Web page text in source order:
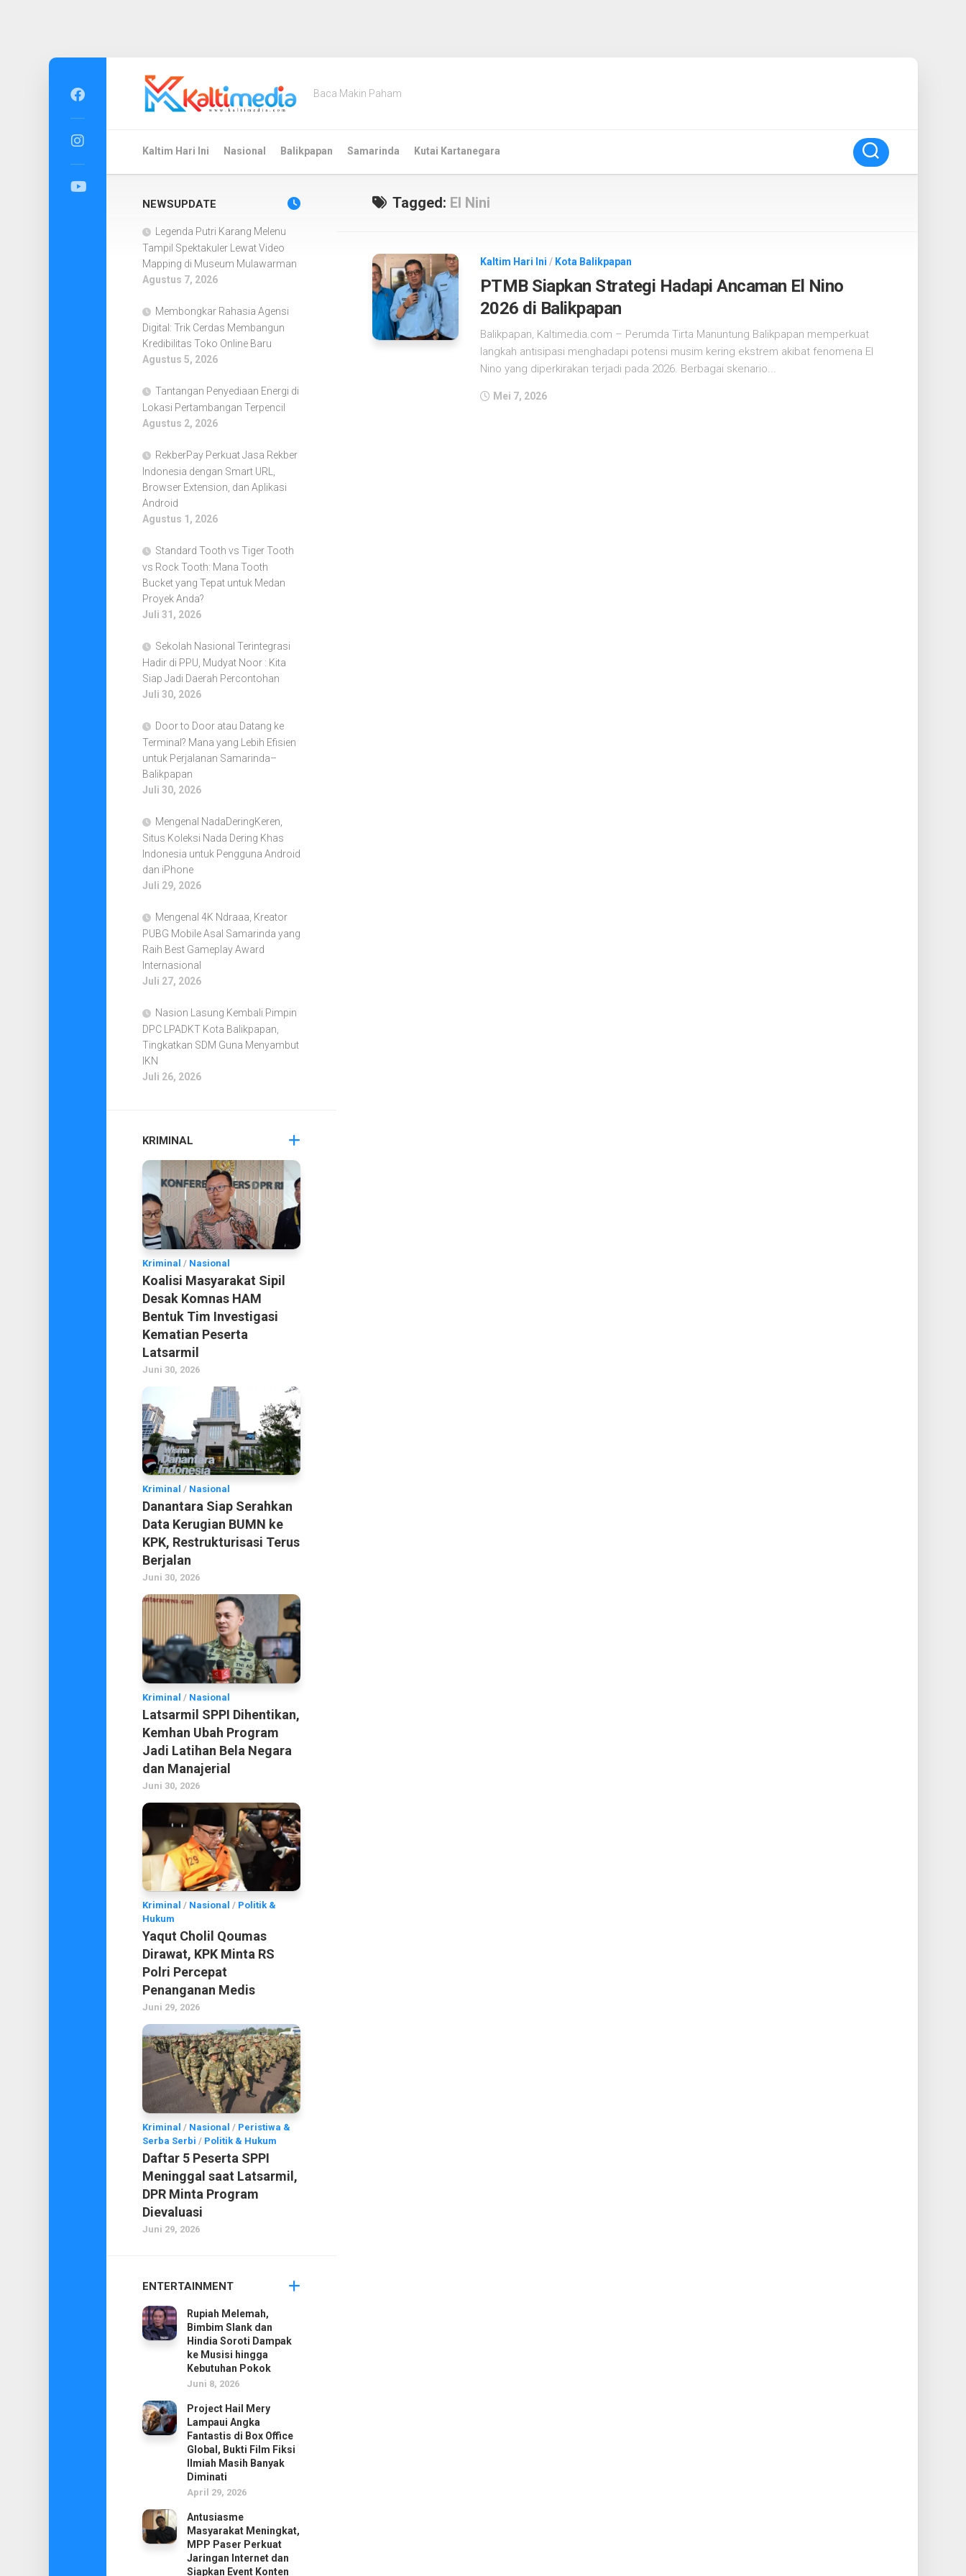
Baca Makin Paham
Kaltim Hari Ini Nasional Balikpapan Samarinda Kutai Kartanegara
Tagged: El Nini
Kaltim Hari Ini / Kota Balikpapan
PTMB Siapkan Strategi Hadapi Ancaman El Nino
2026 di Balikpapan
Balikpapan, Kaltimedia.com – Perumda Tirta Manuntung Balikpapan memperkuat
langkah antisipasi menghadapi potensi musim kering ekstrem akibat fenomena El
Nino yang diperkirakan terjadi pada 2026. Berbagai skenario...
Mei 7, 2026
NEWSUPDATE
Legenda Putri Karang Melenu
Tampil Spektakuler Lewat Video
Mapping di Museum Mulawarman
Agustus 7, 2026
Membongkar Rahasia Agensi
Digital: Trik Cerdas Membangun
Kredibilitas Toko Online Baru
Agustus 5, 2026
Tantangan Penyediaan Energi di
Lokasi Pertambangan Terpencil
Agustus 2, 2026
RekberPay Perkuat Jasa Rekber
Indonesia dengan Smart URL,
Browser Extension, dan Aplikasi
Android
Agustus 1, 2026
Standard Tooth vs Tiger Tooth
vs Rock Tooth: Mana Tooth
Bucket yang Tepat untuk Medan
Proyek Anda?
Juli 31, 2026
Sekolah Nasional Terintegrasi
Hadir di PPU, Mudyat Noor : Kita
Siap Jadi Daerah Percontohan
Juli 30, 2026
Door to Door atau Datang ke
Terminal? Mana yang Lebih Efisien
untuk Perjalanan Samarinda–
Balikpapan
Juli 30, 2026
Mengenal NadaDeringKeren,
Situs Koleksi Nada Dering Khas
Indonesia untuk Pengguna Android
dan iPhone
Juli 29, 2026
Mengenal 4K Ndraaa, Kreator
PUBG Mobile Asal Samarinda yang
Raih Best Gameplay Award
Internasional
Juli 27, 2026
Nasion Lasung Kembali Pimpin
DPC LPADKT Kota Balikpapan,
Tingkatkan SDM Guna Menyambut
IKN
Juli 26, 2026
KRIMINAL
Kriminal / Nasional
Koalisi Masyarakat Sipil
Desak Komnas HAM
Bentuk Tim Investigasi
Kematian Peserta
Latsarmil
Juni 30, 2026
Kriminal / Nasional
Danantara Siap Serahkan
Data Kerugian BUMN ke
KPK, Restrukturisasi Terus
Berjalan
Juni 30, 2026
Kriminal / Nasional
Latsarmil SPPI Dihentikan,
Kemhan Ubah Program
Jadi Latihan Bela Negara
dan Manajerial
Juni 30, 2026
Kriminal / Nasional / Politik &
Hukum
Yaqut Cholil Qoumas
Dirawat, KPK Minta RS
Polri Percepat
Penanganan Medis
Juni 29, 2026
Kriminal / Nasional / Peristiwa &
Serba Serbi / Politik & Hukum
Daftar 5 Peserta SPPI
Meninggal saat Latsarmil,
DPR Minta Program
Dievaluasi
Juni 29, 2026
ENTERTAINMENT
Rupiah Melemah,
Bimbim Slank dan
Hindia Soroti Dampak
ke Musisi hingga
Kebutuhan Pokok
Juni 8, 2026
Project Hail Mery
Lampaui Angka
Fantastis di Box Office
Global, Bukti Film Fiksi
Ilmiah Masih Banyak
Diminati
April 29, 2026
Antusiasme
Masyarakat Meningkat,
MPP Paser Perkuat
Jaringan Internet dan
Siapkan Event Konten